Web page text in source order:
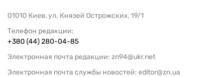
01010 Киев, ул. Князей Острожских, 19/1
Телефон редакции:
+380 (44) 280-04-85
Электронная почта редакции: zn94@ukr.net
Электронная почта службы новостей: editor@zn.ua